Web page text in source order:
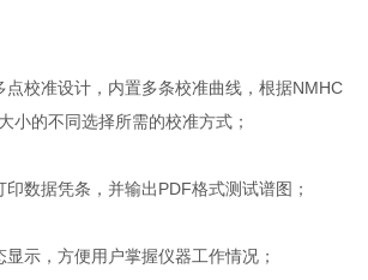
校准设计，内置多条校准曲线，根据NMHC
小的不同选择所需的校准方式；
据凭条，并输出PDF格式测试谱图；
，方便用户掌握仪器工作情况；